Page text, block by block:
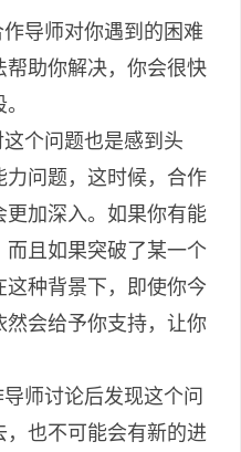
师对你遇到的困难
助你解决，你会很快
个问题也是感到头
问题，这时候，合作
加深入。如果你有能
且如果突破了某一个
种背景下，即使你今
会给予你支持，让你
讨论后发现这个问
也不可能会有新的进